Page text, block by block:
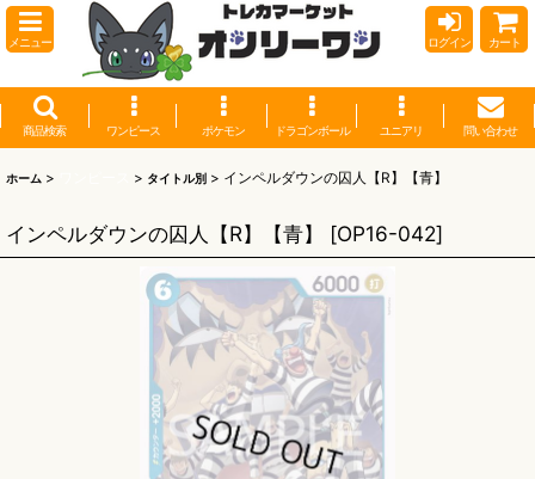
メニュー ログイン カート
商品検索 ワンピース ポケモン ドラゴンボール ユニアリ 問い合わせ
ホーム > > タイトル別 > インペルダウンの囚人【R】【青】
インペルダウンの囚人【R】【青】 [OP16-042]